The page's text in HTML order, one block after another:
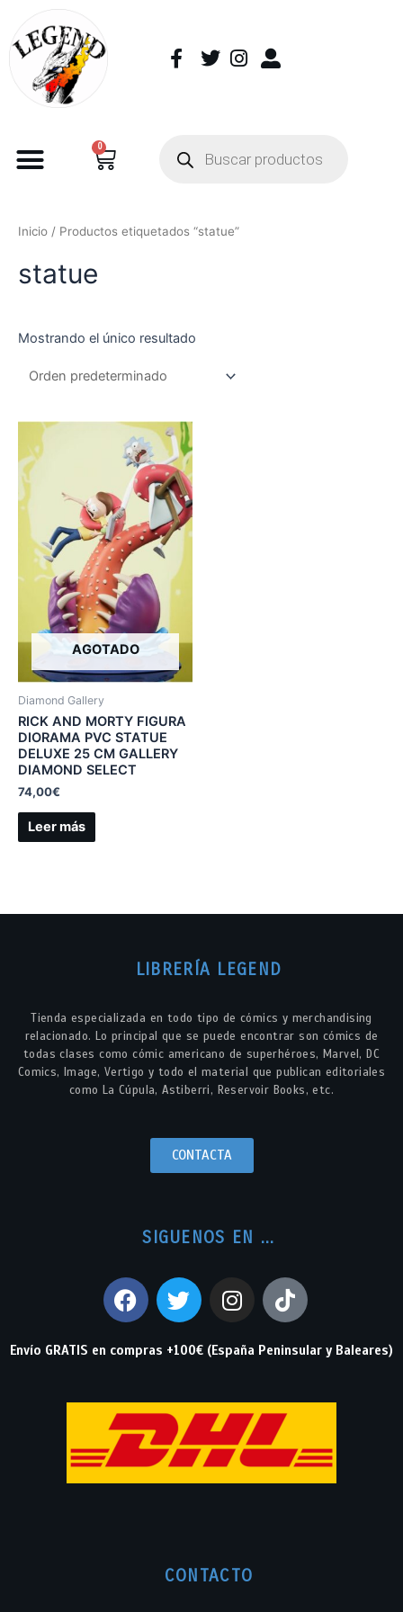
0
Inicio / Productos etiquetados “statue”
statue
Mostrando el único resultado
AGOTADO
Diamond Gallery
RICK AND MORTY FIGURA
DIORAMA PVC STATUE
DELUXE 25 CM GALLERY
DIAMOND SELECT
74,00€
Leer más
LIBRERÍA LEGEND
Tienda especializada en todo tipo de cómics y merchandising
relacionado. Lo principal que se puede encontrar son cómics de
todas clases como cómic americano de superhéroes, Marvel, DC
Comics, Image, Vertigo y todo el material que publican editoriales
como La Cúpula, Astiberri, Reservoir Books, etc.
CONTACTA
SIGUENOS EN ...
Envío GRATIS en compras +100€ (España Peninsular y Baleares)
CONTACTO